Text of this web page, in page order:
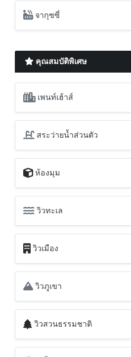
จากุซซี่
คุณสมบัติพิเศษ
เพนท์เฮ้าส์
สระว่ายน้ำส่วนตัว
ห้องมุม
วิวทะเล
วิวเมือง
วิวภูเขา
วิวสวนธรรมชาติ